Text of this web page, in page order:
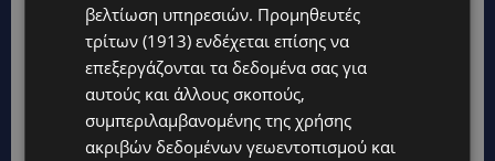
βελτίωση υπηρεσιών. Προμηθευτές
τρίτων (1913) ενδέχεται επίσης να
επεξεργάζονται τα δεδομένα σας για
αυτούς και άλλους σκοπούς,
συμπεριλαμβανομένης της χρήσης
ακριβών δεδομένων γεωεντοπισμού και